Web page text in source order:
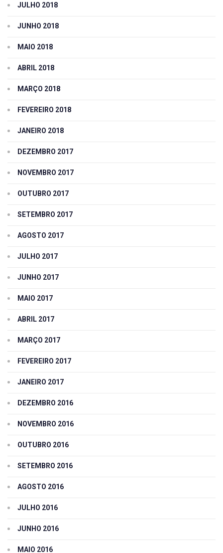
JULHO 2018
JUNHO 2018
MAIO 2018
ABRIL 2018
MARÇO 2018
FEVEREIRO 2018
JANEIRO 2018
DEZEMBRO 2017
NOVEMBRO 2017
OUTUBRO 2017
SETEMBRO 2017
AGOSTO 2017
JULHO 2017
JUNHO 2017
MAIO 2017
ABRIL 2017
MARÇO 2017
FEVEREIRO 2017
JANEIRO 2017
DEZEMBRO 2016
NOVEMBRO 2016
OUTUBRO 2016
SETEMBRO 2016
AGOSTO 2016
JULHO 2016
JUNHO 2016
MAIO 2016